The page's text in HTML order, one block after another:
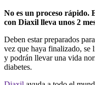
No es un proceso rápido.
con Diaxil lleva unos 2
Deben estar preparados
vez que haya finalizado, se
y podrán llevar una vida
diabetes.